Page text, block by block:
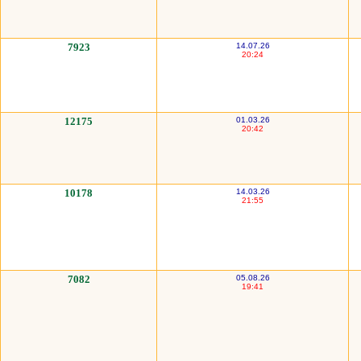
14.07.26
20:24
7923
01.03.26
20:42
12175
14.03.26
21:55
10178
05.08.26
19:41
7082